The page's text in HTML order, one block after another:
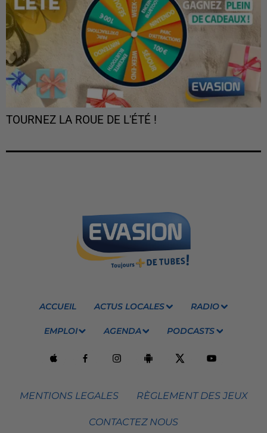
TOURNEZ LA ROUE DE L'ÉTÉ !
ACCUEIL ACTUS LOCALES RADIO
EMPLOI AGENDA PODCASTS
MENTIONS LEGALES RÈGLEMENT DES JEUX
CONTACTEZ NOUS